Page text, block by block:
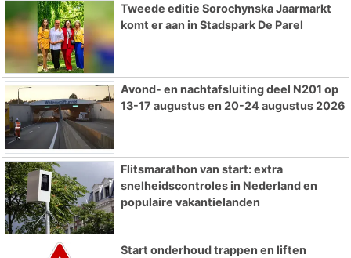
Tweede editie Sorochynska Jaarmarkt
komt er aan in Stadspark De Parel
Avond- en nachtafsluiting deel N201 op
13-17 augustus en 20-24 augustus 2026
Flitsmarathon van start: extra
snelheidscontroles in Nederland en
populaire vakantielanden
Start onderhoud trappen en liften